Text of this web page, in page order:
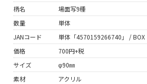
柄名
場面写9種
数量
単体
JANコード
単体「4570159266740」 / BOX
価格
700円+税
サイズ
φ90㎜
素材
アクリル